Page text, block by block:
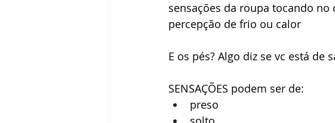
sensações da roupa tocando
percepção de frio ou calor
E os pés? Algo diz se vc está de
SENSAÇÕES podem ser de:
preso